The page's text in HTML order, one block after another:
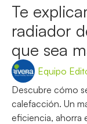
Te
radiador
que sea
Equipo
Descubre cómo
calefacción. Un
eficiencia, ahorra